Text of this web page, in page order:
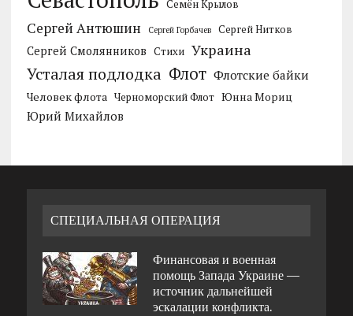
Семён Крылов
Сергей Антюшин Сергей Горбачев Сергей Нитков
Сергей Смолянников Стихи Украина
Усталая подлодка Флот Флотские байки
Человек флота Черноморский Флот Юнна Мориц
Юрий Михайлов
СПЕЦИАЛЬНАЯ ОПЕРАЦИЯ
Финансовая и военная
помощь Запада Украине —
источник дальнейшей
эскалации конфликта.